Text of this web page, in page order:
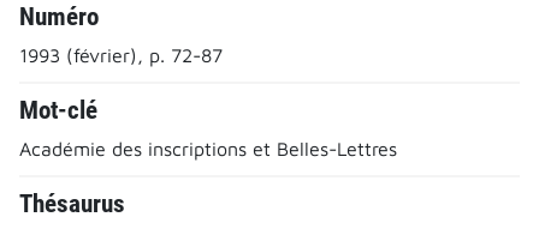
Numéro
1993 (février), p. 72-87
Mot-clé
Académie des inscriptions et Belles-Lettres
Thésaurus